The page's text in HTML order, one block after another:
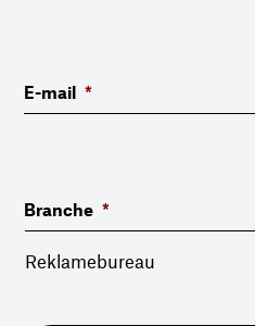
E-mail *
Branche *